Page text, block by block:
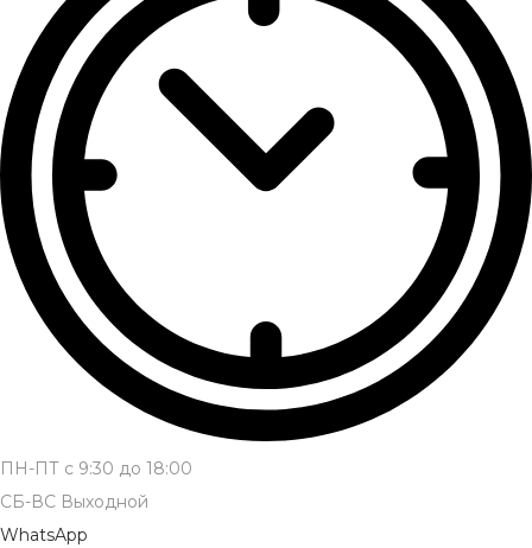
ПН-ПТ с 9:30 до 18:00
СБ-ВС Выходной
WhatsApp